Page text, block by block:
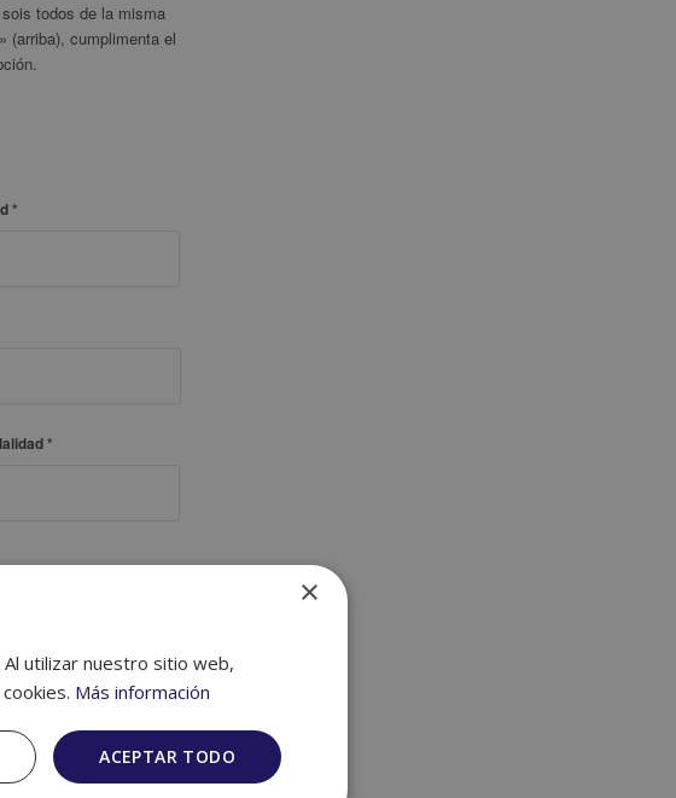
todos de la misma
(arriba), cumplimenta el
*
*
×
utilizar nuestro sitio web,
Más información
ACEPTAR TODO